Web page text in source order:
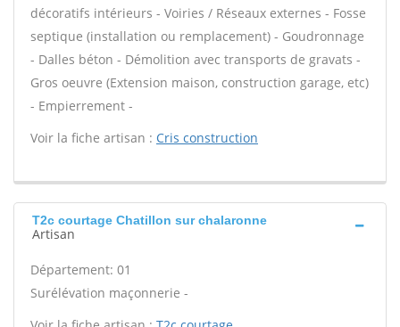
décoratifs intérieurs - Voiries / Réseaux externes - Fosse
septique (installation ou remplacement) - Goudronnage
- Dalles béton - Démolition avec transports de gravats -
Gros oeuvre (Extension maison, construction garage, etc)
- Empierrement -
Voir la fiche artisan : Cris construction
T2c courtage Chatillon sur chalaronne
Artisan
Département: 01
Surélévation maçonnerie -